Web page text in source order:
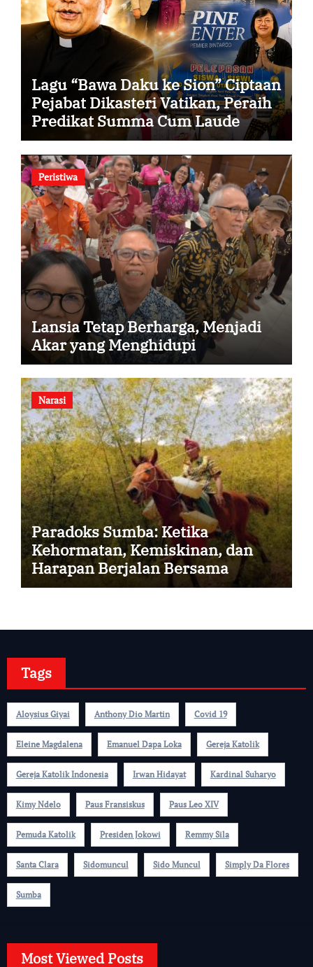
Lagu “Bawa Daku ke Sion” Ciptaan
Pejabat Dikasteri Vatikan, Peraih
Predikat Summa Cum Laude
Peristiwa
Lansia Tetap Berharga, Menjadi
Akar yang Menghidupi
Narasi
Paradoks Sumba: Ketika
Kehormatan, Kemiskinan, dan
Harapan Berjalan Bersama
Tags
Aloysius Giyai Anthony Dio Martin Covid 19
Eleine Magdalena Emanuel Dapa Loka Gereja Katolik
Gereja Katolik Indonesia Irwan Hidayat Kardinal Suharyo
Kimy Ndelo Paus Fransiskus Paus Leo XIV
Pemuda Katolik Presiden Jokowi Remmy Sila
Santa Clara Sidomuncul Sido Muncul Simply Da Flores
Sumba
Most Viewed Posts